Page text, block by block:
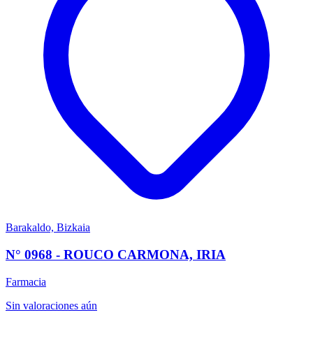
Barakaldo, Bizkaia
N° 0968 - ROUCO CARMONA, IRIA
Farmacia
Sin valoraciones aún